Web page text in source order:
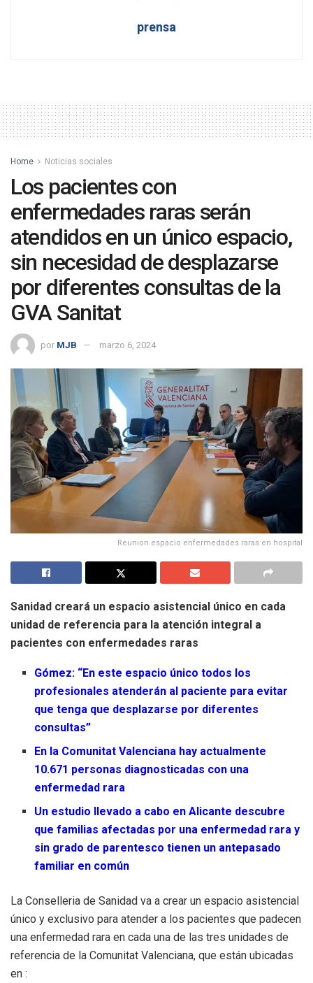
prensa
Home Noticias sociales
Los pacientes con
enfermedades raras serán
atendidos en un único espacio,
sin necesidad de desplazarse
por diferentes consultas de la
GVA Sanitat
por MJB marzo 6, 2024
Reunion espacio enfermedades raras en hospital
Sanidad creará un espacio asistencial único en cada
unidad de referencia para la atención integral a
pacientes con enfermedades raras
Gómez: “En este espacio único todos los
profesionales atenderán al paciente para evitar
que tenga que desplazarse por diferentes
consultas”
En la Comunitat Valenciana hay actualmente
10.671 personas diagnosticadas con una
enfermedad rara
Un estudio llevado a cabo en Alicante descubre
que familias afectadas por una enfermedad rara y
sin grado de parentesco tienen un antepasado
familiar en común
La Conselleria de Sanidad va a crear un espacio asistencial
único y exclusivo para atender a los pacientes que padecen
una enfermedad rara en cada una de las tres unidades de
referencia de la Comunitat Valenciana, que están ubicadas
en :